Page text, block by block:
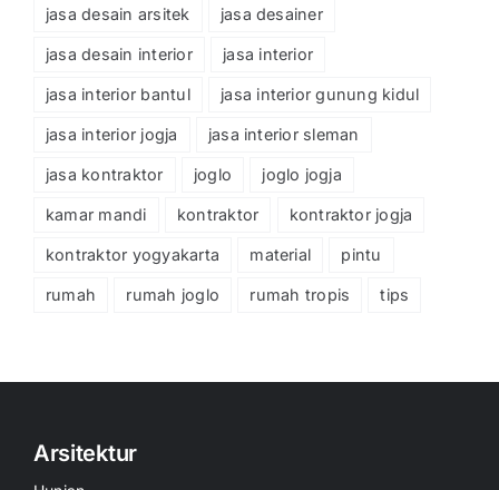
jasa desain arsitek jasa desainer
jasa desain interior jasa interior
jasa interior bantul jasa interior gunung kidul
jasa interior jogja jasa interior sleman
jasa kontraktor joglo joglo jogja
kamar mandi kontraktor kontraktor jogja
kontraktor yogyakarta material pintu
rumah rumah joglo rumah tropis tips
Arsitektur